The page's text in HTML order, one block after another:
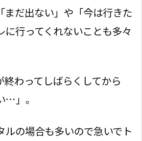
まだ出ない」や「今は行きた
に行ってくれないことも多々
終わってしばらくしてから
…」。
ルの場合も多いので急いでト